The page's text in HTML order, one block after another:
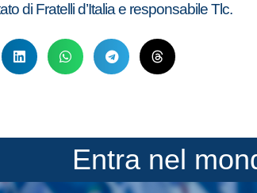
di Fratelli d’Italia e responsabile Tlc.
Entra nel